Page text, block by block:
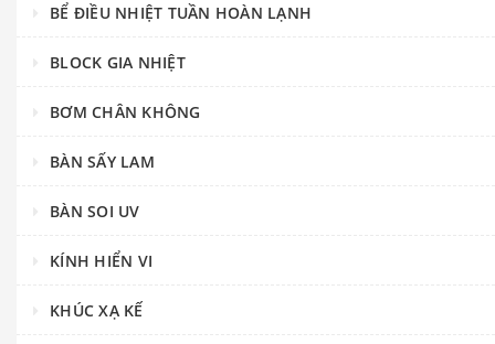
BỂ ĐIỀU NHIỆT TUẦN HOÀN LẠNH
BLOCK GIA NHIỆT
BƠM CHÂN KHÔNG
BÀN SẤY LAM
BÀN SOI UV
KÍNH HIỂN VI
KHÚC XẠ KẾ